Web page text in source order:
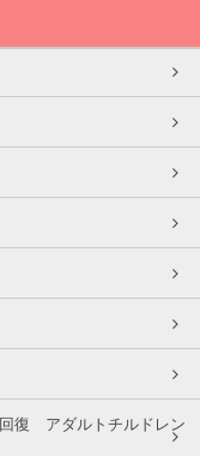
復 アダルトチルドレン